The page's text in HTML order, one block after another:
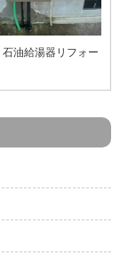
油給湯器リフォー